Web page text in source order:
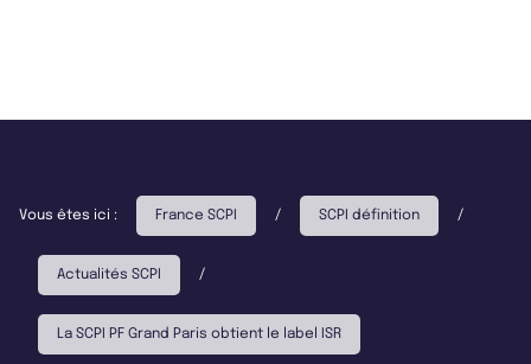
Vous êtes ici : France SCPI / SCPI définition /
Actualités SCPI /
La SCPI PF Grand Paris obtient le label ISR